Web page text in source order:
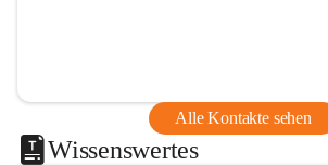
Alle Kontakte sehen
Wissenswertes